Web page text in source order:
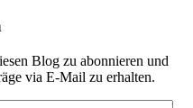
Blog zu abonnieren und
via E-Mail zu erhalten.